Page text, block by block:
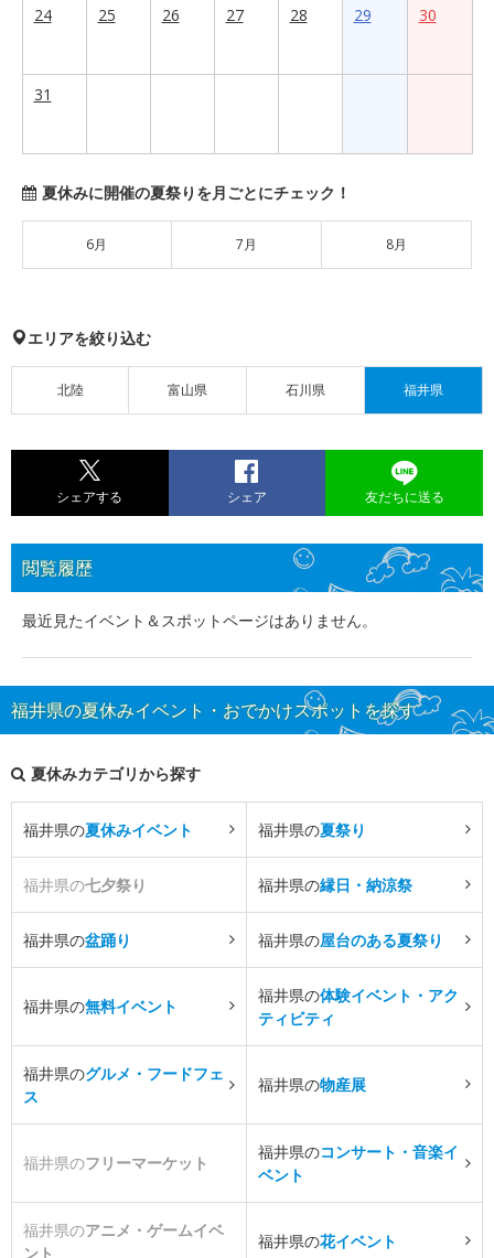
24 25 26 27 28 29 30
31
夏休みに開催の夏祭りを月ごとにチェック！
6月 7月 8月
エリアを絞り込む
北陸 富山県 石川県 福井県
シェアする シェア 友だちに送る
閲覧履歴
最近見たイベント＆スポットページはありません。
福井県の夏休みイベント・おでかけスポットを探す
夏休みカテゴリから探す
福井県の夏休みイベント 福井県の夏祭り
福井県の七夕祭り 福井県の縁日・納涼祭
福井県の盆踊り 福井県の屋台のある夏祭り
福井県の無料イベント
福井県の体験イベント・アク
ティビティ
福井県のグルメ・フードフェ
ス
福井県の物産展
福井県のフリーマーケット
福井県のコンサート・音楽イ
ベント
福井県のアニメ・ゲームイベ
ント
福井県の花イベント